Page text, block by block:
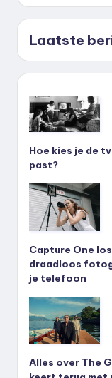
Laatste
Hoe kies je de
past?
Capture One
draadloos
je telefoon
Alles over The